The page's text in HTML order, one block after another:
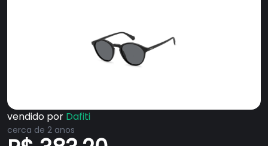
vendido por Dafiti
cerca de 2 anos